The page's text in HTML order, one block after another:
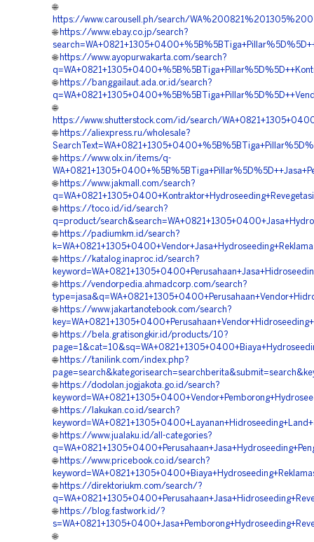
🌐
https://www.carousell.ph/search/
🌐 https://www.ebay.co.jp/search?
🌐 https://www.ayopurwakarta.com/search?
🌐 https://banggailaut.ada.or.id/search?
🌐
https://www.shutterstock.com/id/search/
🌐 https://aliexpress.ru/wholesale?
🌐 https://www.olx.in/items/q-
🌐 https://www.jakmall.com/search?
🌐 https://toco.id/id/search?
q=product/
🌐 https://padiumkm.id/search?
🌐 https://katalog.inaproc.id/search?
🌐 https://vendorpedia.ahmadcorp.com/search?
🌐 https://www.jakartanotebook.com/search?
🌐 https://bela.gratisongkir.id/products/10?
🌐 https://tanilink.com/index.php?
🌐 https://dodolan.jogjakota.go.id/search?
🌐 https://lakukan.co.id/search?
🌐 https://www.jualaku.id/all-categories?
🌐 https://www.pricebook.co.id/search?
🌐 https://direktoriukm.com/search/?
🌐 https://blog.fastwork.id/?
🌐